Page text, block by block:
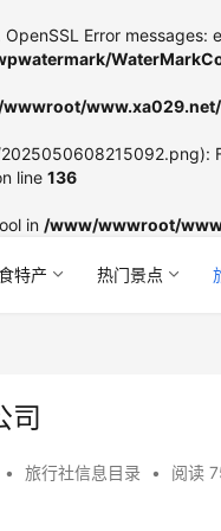
Error
line 136
in /www/wwwroot/
特产 热门景点
司
• 旅行社信息目录 • 阅读